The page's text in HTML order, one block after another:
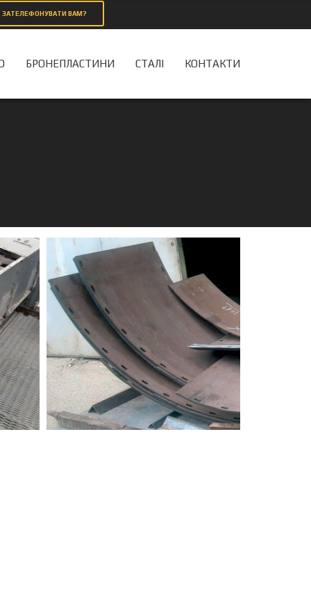
ЗАТЕЛЕФОНУВАТИ ВАМ?
БРОНЕПЛАСТИНИ СТАЛІ КОНТАКТИ